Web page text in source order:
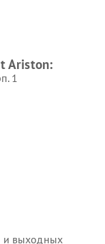
Ariston:
1
и выходных